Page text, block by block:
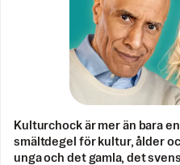
Kulturchock är mer än bara
smältdegel för kultur, ålder
unga och det gamla, det